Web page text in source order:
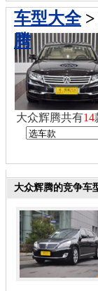
车型大全>
腾
大众辉腾共有14
大众辉腾的竞争车